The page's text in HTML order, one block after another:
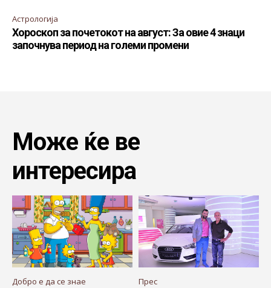
Астрологија
Хороскоп за почетокот на август: За овие 4 знаци
започнува период на големи промени
Може ќе ве
интересира
Добро е да се знае Прес